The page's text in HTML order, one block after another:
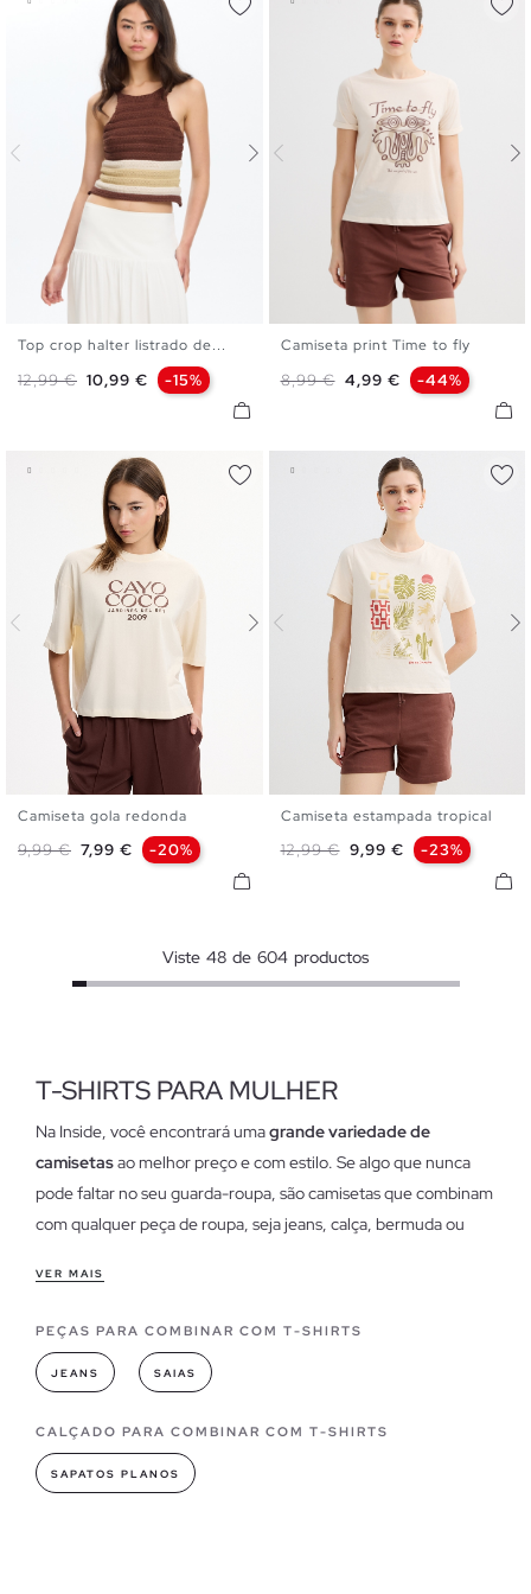
XS
Top crop halter listrado de...
Preço normal
12,99 € Preço
10,99 € -15%
XS
Camiseta print Time to fly
Preço normal
8,99 € Preço
4,99 € -44%
XS S M L
Camiseta gola redonda
Preço normal
9,99 € Preço
7,99 € -20%
XS S M L
Camiseta estampada tropical
Preço normal
12,99 € Preço
9,99 € -23%
Viste 48 de 604 productos
T-SHIRTS PARA MULHER
Na Inside, você encontrará umagrande variedade de
camisetasao melhor preço e com estilo. Se algo que nunca
pode faltar no seu guarda-roupa, são camisetas que combinam
com qualquer peça de roupa, seja jeans, calça, bermuda ou
informal.
Características de nossas camisetas para as mulheres
As t-shirts tornaram-se num dos
respeito ao vestir no nosso dia-a-dia e são um "must have".
Descubra as nossast-shirts de senhora mais baratas
secção de saldos.
VER MAIS
PEÇAS PARA COMBINAR COM T-SHIRTS
JEANS SAIAS
CALÇADO PARA COMBINAR COM T-SHIRTS
SAPATOS PLANOS